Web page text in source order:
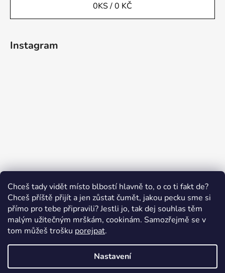
Chceš tady vidět místo blbostí hlavně to, o co ti fakt de?
Chceš příště přijít a jen zůstat čumět, jakou pecku sme si
přímo pro tebe připravili? Jestli jo, tak dej souhlas těm
malým užitečným mrškám, cookinám. Samozřejmě se v
tom můžeš trošku porejpat.
Nastavení
0KS /0 KČ
Instagram
Swissten.eu Česnekový ráj
Vytvořil Shoptet